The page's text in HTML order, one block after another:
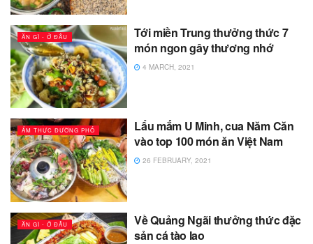
ĂN GÌ - Ở ĐÂU
Tới miền Trung thưởng thức 7
món ngon gây thương nhớ
4 MARCH, 2021
ẨM THỰC ĐƯỜNG PHỐ
Lẩu mắm U Minh, cua Năm Căn
vào top 100 món ăn Việt Nam
26 FEBRUARY, 2021
ĂN GÌ - Ở ĐÂU
Về Quảng Ngãi thưởng thức đặc
sản cá tào lao